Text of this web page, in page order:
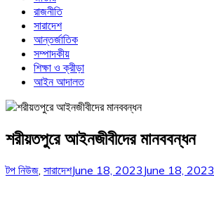
রাজনীতি
সারাদেশ
আন্তর্জাতিক
সম্পাদকীয়
শিক্ষা ও ক্রীড়া
আইন আদালত
শরীয়তপুরে আইনজীবীদের মানববন্ধন
টপ নিউজ সারাদেশJune 18, 2023 June 18, 2023